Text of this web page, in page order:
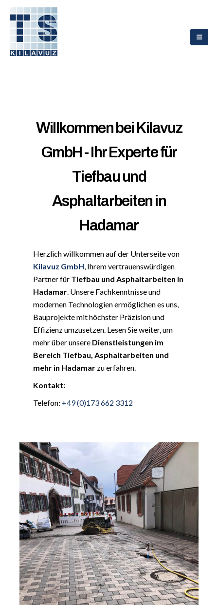
Willkommen bei Kilavuz
GmbH - Ihr Experte für
Tiefbau und
Asphaltarbeiten in
Hadamar
Herzlich willkommen auf der Unterseite von
Kilavuz GmbH, Ihrem vertrauenswürdigen
Partner für Tiefbau und Asphaltarbeiten in
Hadamar. Unsere Fachkenntnisse und
modernen Technologien ermöglichen es uns,
Bauprojekte mit höchster Präzision und
Effizienz umzusetzen. Lesen Sie weiter, um
mehr über unsere Dienstleistungen im
Bereich Tiefbau, Asphaltarbeiten und
mehr in Hadamar zu erfahren.
Kontakt:
Telefon: +49 (0)173 662 3312